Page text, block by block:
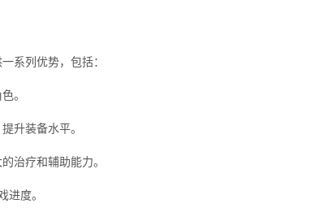
系列优势，包括：
。
升装备水平。
治疗和辅助能力。
进度。